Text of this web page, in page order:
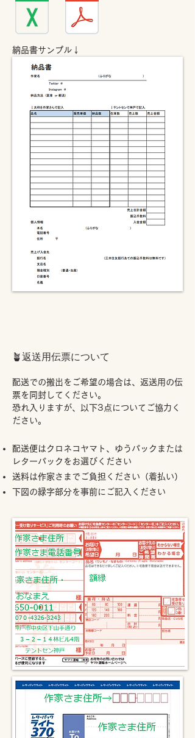
納品書サンプル↓
🪴返送用伝票について
配送での搬出をご希望の場合は、返送用の伝
票を同封してください。
恐れ入りますが、以下3点についてご協力く
ださい。
配送便はクロネコヤマト、ゆうパックまたは
レターパックをお選びください
送料は作家さまでご負担ください（着払い）
下図の緑字部分を事前にご記入ください